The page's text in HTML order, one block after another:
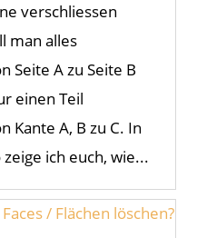
verschliessen
man alles
Seite A zu Seite B
einen Teil
Kante A, B zu C. In
ich euch, wie...